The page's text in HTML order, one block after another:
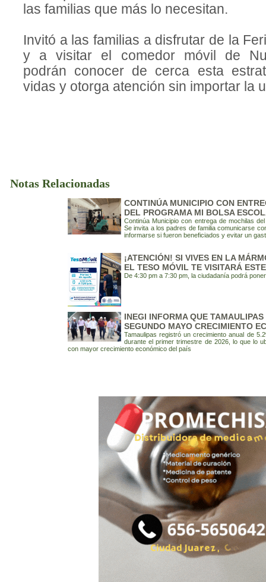
las familias que más lo necesitan.
Invitó a las familias a disfrutar de la
y a visitar el comedor móvil de
podrán conocer de cerca esta
vidas y otorga atención sin importar la
Notas Relacionadas
CONTINÚA MUNICIPIO CON
DEL PROGRAMA MI BOLSA
Continúa Municipio con entrega de mochilas
Se invita a los padres de familia comunicarse
informarse si fueron beneficiados y evitar un
¡ATENCIÓN! SI VIVES EN LA
EL TESO MÓVIL TE VISITARÁ
De 4:30 pm a 7:30 pm, la ciudadanía podrá
INEGI INFORMA QUE
SEGUNDO MAYO CRECIMIENTO
Tamaulipas registró un crecimiento anual de
durante el primer trimestre de 2026, lo que lo
con mayor crecimiento económico del país